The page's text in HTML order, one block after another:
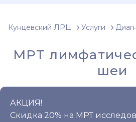
Кунцевский ЛРЦ Услуги
МРТ
шеи
АКЦИЯ!
Скидка 20% на МРТ